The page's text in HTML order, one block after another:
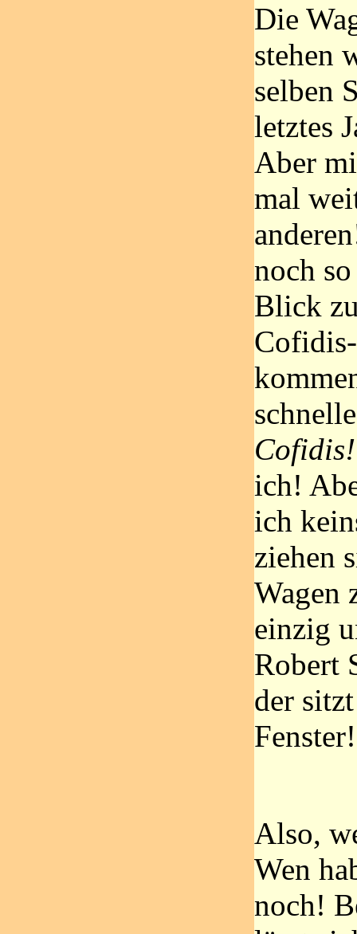
Die
stehen
selben
letztes
Aber
mal
noch
Blick
ich!
ich
ziehen
Wagen
einzig
Robert
der
Fenster!
Also,
Wen
noch!